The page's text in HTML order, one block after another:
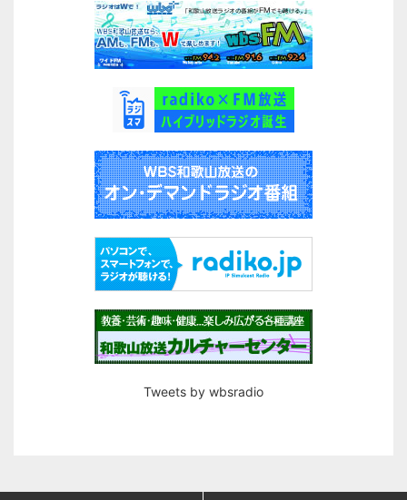
Tweets by wbsradio